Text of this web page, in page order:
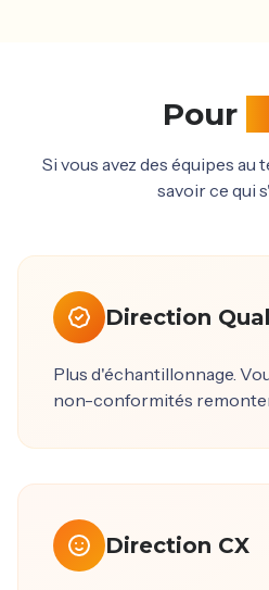
Pour
Si vous avez des équipes
savoir ce qui
Direction
Plus d'échantillonnage.
non-conformités
Direction CX